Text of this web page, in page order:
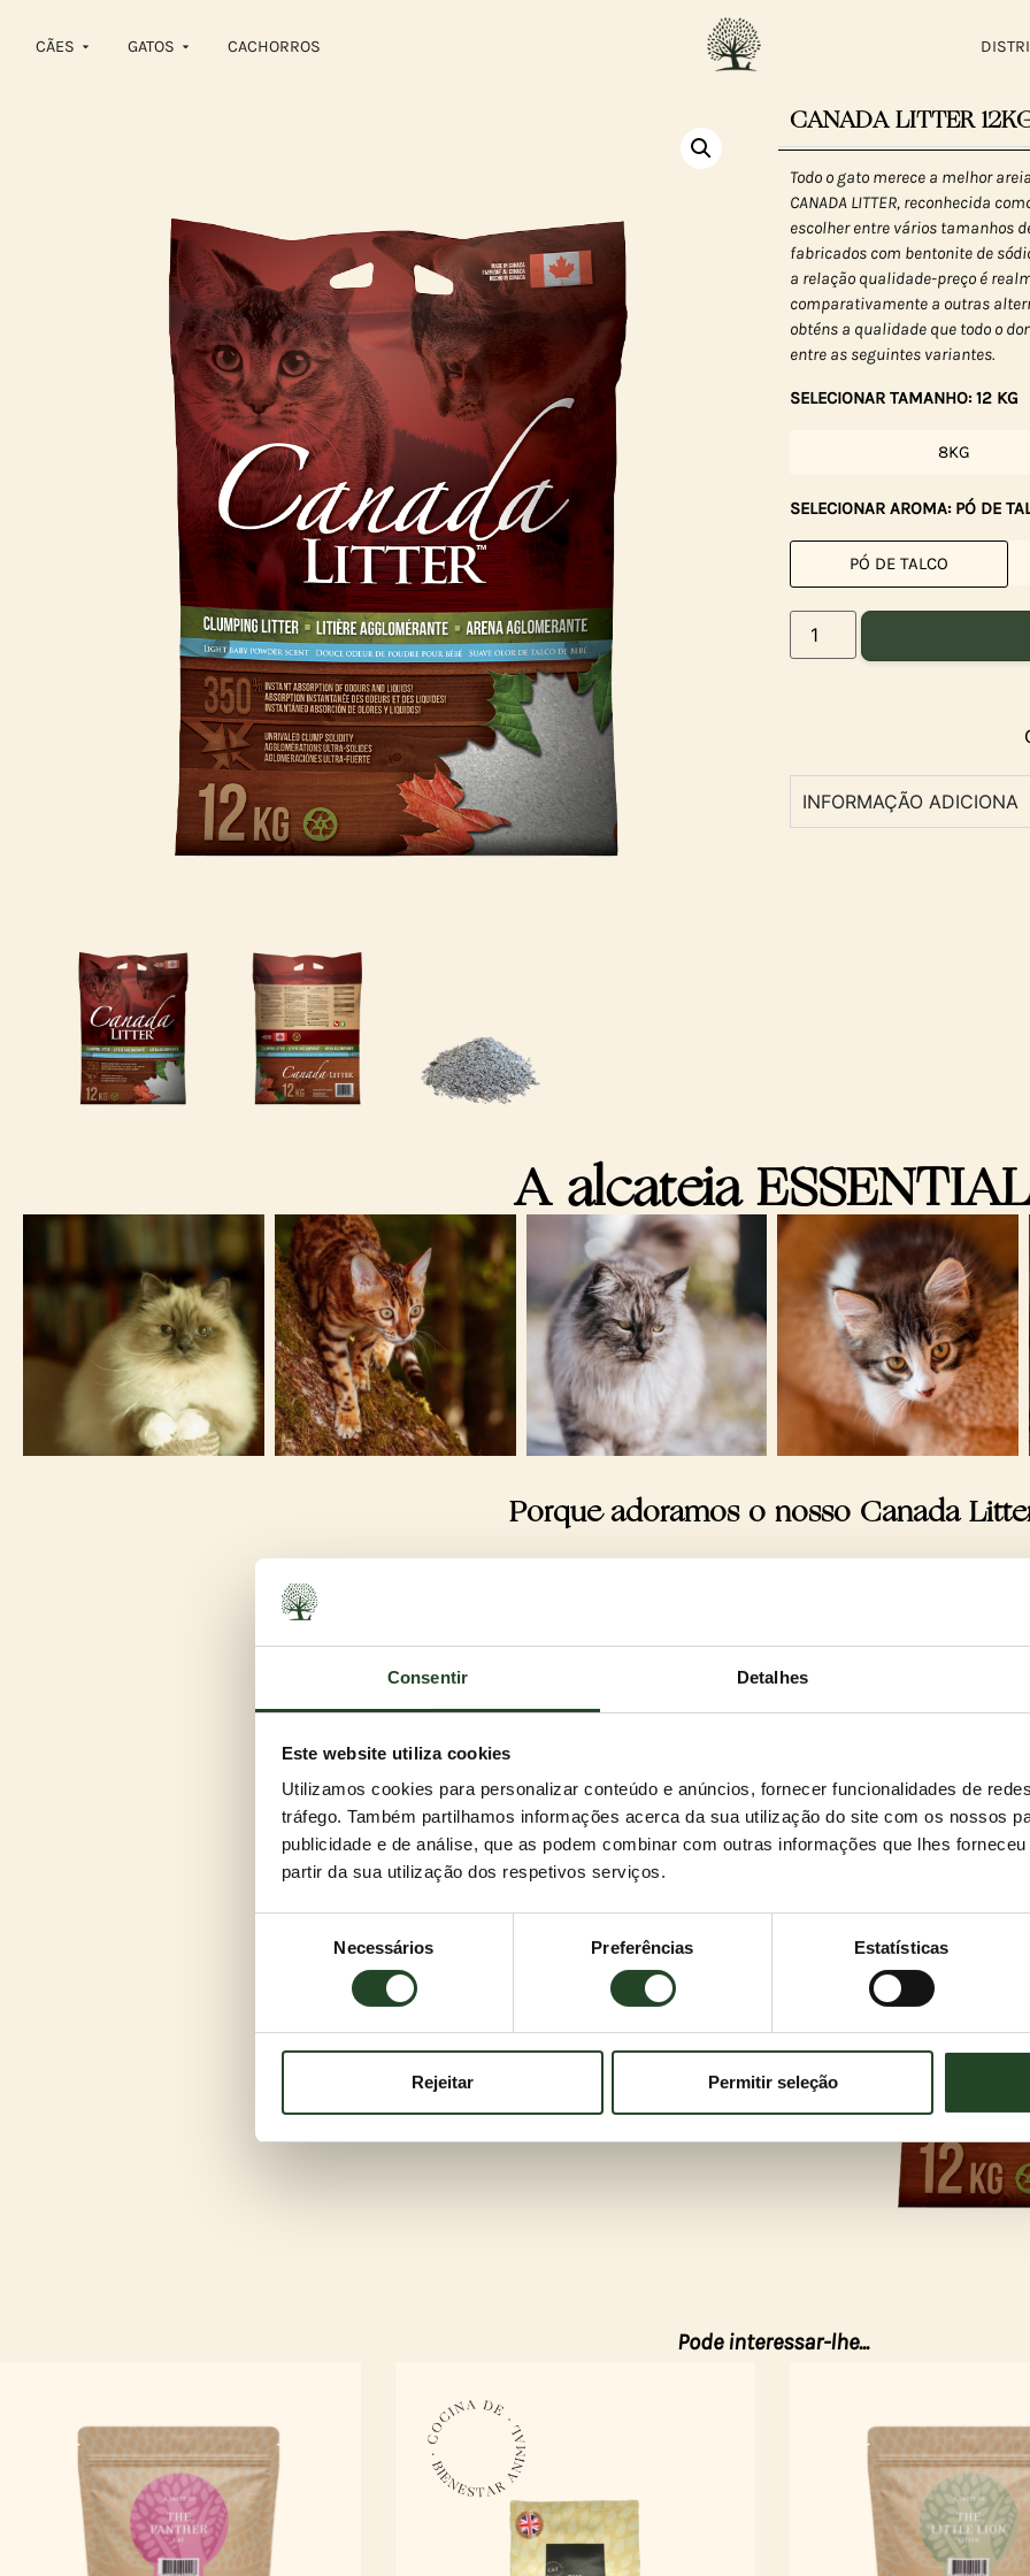
Consentir Detalhes
Este website utiliza cookies
Utilizamos cookies para personalizar conteúdo e anúncios, fornecer funcionalidades de
tráfego. Também partilhamos informações acerca da sua utilização do site com os nossos
publicidade e de análise, que as podem combinar com outras informações que lhes
partir da sua utilização dos respetivos serviços.
consentimento
Necessários Preferências Estatísticas
Rejeitar Permitir seleção
CÃES GATOS CACHORROS
CANADA LITTER
Todo o gato merece a melhor
CANADA LITTER, reconhecida
escolher entre vários tamanhos
fabricados com bentonite de
a relação qualidade-preço é
comparativamente a outras
obténs a qualidade que todo o
entre as seguintes variantes.
SELECIONAR TAMANHO: 12 KG
8KG
SELECIONAR AROMA: PÓ DE
PÓ DE TALCO
INFORMAÇÃO ADICIONA
A alcateia
Porque adoramos o nosso Canada
A escolha perfeita se apenas queres o melhor.
Alta absorção, aglomeração instantânea e controlo total da higiene na tua casa.
O preço é mais do que justo e entregamo-lo diretamente à tua porta. O que é que
perfume. Qual é o teu favorito: pó de talco, lavanda ou o clássico sem perfume?
E quanto aos odores fortes?
Neutraliza os odores fortes? Com certeza! CANADA LITTER oferece tudo o que se
espera de uma areia para gatos, independentemente do aroma que prefiras.
Pode interessar-lhe...